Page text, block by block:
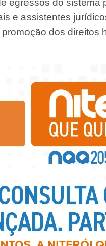
e assistentes
dos direitos